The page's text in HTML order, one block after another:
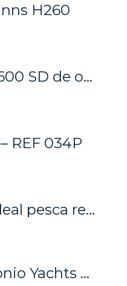
H260
Astilux 600 SD de ocasión
REF 034P
Barca ideal pesca recreativa
De Antonio Yachts D28